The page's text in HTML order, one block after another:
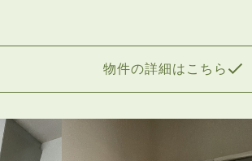
ださい。
日：水曜日）
物件の詳細はこちら